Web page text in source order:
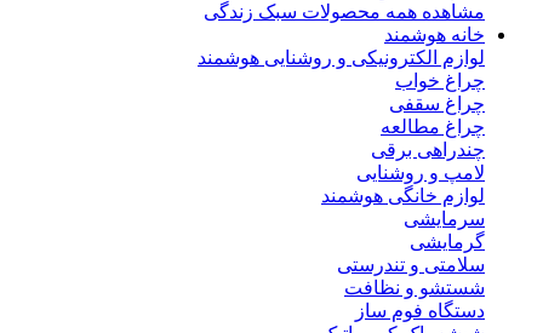
مشاهده همه محصولات سبک زندگی
خانه هوشمند
لوازم الکترونیکی و روشنایی هوشمند
چراغ خواب
چراغ سقفی
چراغ مطالعه
چندراهی برقی
لامپ و روشنایی
لوازم خانگی هوشمند
سرمایشی
گرمایشی
سلامتی و تندرستی
شستشو و نظافت
دستگاه فوم ساز